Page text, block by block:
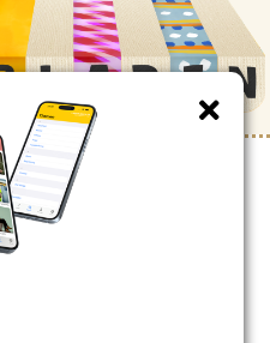
Thema